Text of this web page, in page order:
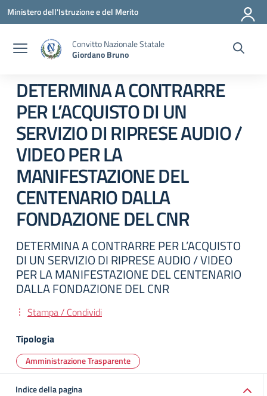
Vai ai contenuti
Vai al menu di navigazione
Vai al footer
Ministero dell'Istruzione e del Merito
Convitto Nazionale Statale
Giordano Bruno
DETERMINA A CONTRARRE
PER L’ACQUISTO DI UN
SERVIZIO DI RIPRESE AUDIO /
VIDEO PER LA
MANIFESTAZIONE DEL
CENTENARIO DALLA
FONDAZIONE DEL CNR
DETERMINA A CONTRARRE PER L’ACQUISTO
DI UN SERVIZIO DI RIPRESE AUDIO / VIDEO
PER LA MANIFESTAZIONE DEL CENTENARIO
DALLA FONDAZIONE DEL CNR
Stampa / Condividi
Tipologia
Amministrazione Trasparente
Indice della pagina